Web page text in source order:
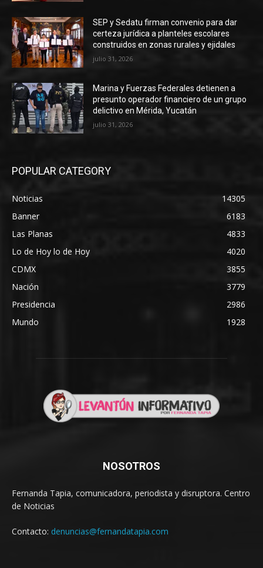
SEP y Sedatu firman convenio para dar
certeza jurídica a planteles escolares
construidos en zonas rurales y ejidales
julio 31, 2026
Marina y Fuerzas Federales detienen a
presunto operador financiero de un grupo
delictivo en Mérida, Yucatán
julio 31, 2026
POPULAR CATEGORY
Noticias
14305
Banner
6183
Las Planas
4833
Lo de Hoy lo de Hoy
4020
CDMX
3855
Nación
3779
Presidencia
2986
Mundo
1928
NOSOTROS
Fernanda Tapia, comunicadora, periodista y disruptora. Centro
de Noticias
Contacto: denuncias@fernandatapia.com